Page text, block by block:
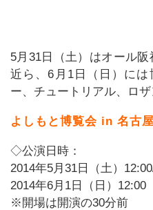
5月31日（土）はオール
近ら、6月1日（日）に
ー、チュートリアル、ロザ
よしもと博覧会 in 名古屋
◇公演日時：
2014年5月31日（土）
2014年6月1日（日）12:00
※開場は開演の30分前